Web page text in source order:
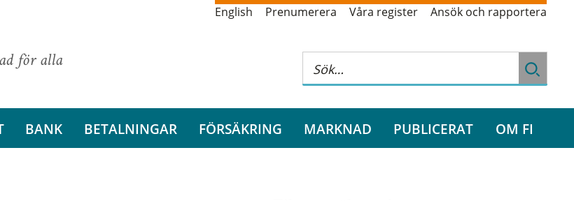
för alla
English Prenumerera Våra register Ansök och rapportera
BANK BETALNINGAR FÖRSÄKRING MARKNAD PUBLICERAT OM FI